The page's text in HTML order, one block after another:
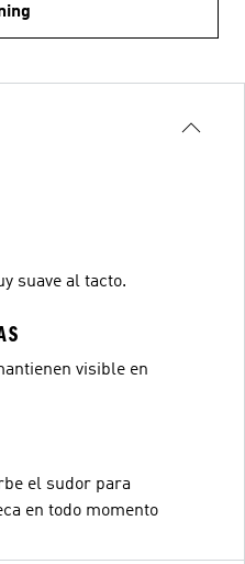
suave al tacto.
visible en
el sudor para
en todo momento